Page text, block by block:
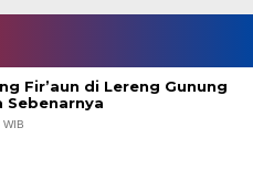
Fir’aun di Lereng Gunung
Sebenarnya